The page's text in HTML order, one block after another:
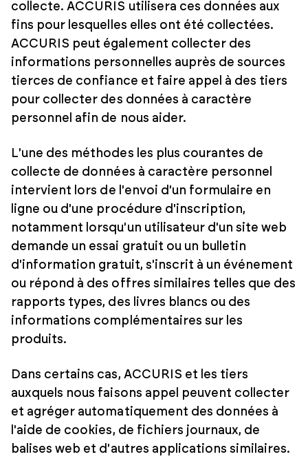
collecte. ACCURIS utilisera ces données aux
fins pour lesquelles elles ont été collectées.
ACCURIS peut également collecter des
informations personnelles auprès de sources
tierces de confiance et faire appel à des tiers
pour collecter des données à caractère
personnel afin de nous aider.
L'une des méthodes les plus courantes de
collecte de données à caractère personnel
intervient lors de l'envoi d'un formulaire en
ligne ou d'une procédure d'inscription,
notamment lorsqu'un utilisateur d'un site web
demande un essai gratuit ou un bulletin
d'information gratuit, s'inscrit à un événement
ou répond à des offres similaires telles que des
rapports types, des livres blancs ou des
informations complémentaires sur les
produits.
Dans certains cas, ACCURIS et les tiers
auxquels nous faisons appel peuvent collecter
et agréger automatiquement des données à
l'aide de cookies, de fichiers journaux, de
balises web et d'autres applications similaires.